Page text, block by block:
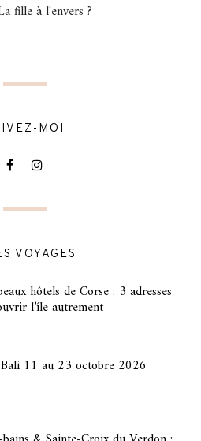
fille à l'envers ?
MOI
VOYAGES
hôtels de Corse : 3 adresses
l’île autrement
11 au 23 octobre 2026